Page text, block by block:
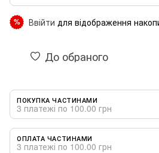
% Ввійти для відображення
До обраного
ПОКУПКА ЧАСТИНАМИ
3 платежі по 100.00 грн
ОПЛАТА ЧАСТИНАМИ
3 платежі по 100.00 грн